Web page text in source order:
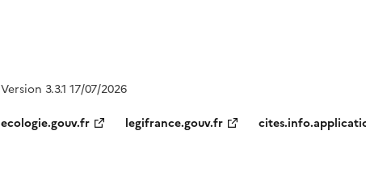
Version 3.3.1 17/07/2026
ecologie.gouv.fr
legifrance.gouv.fr